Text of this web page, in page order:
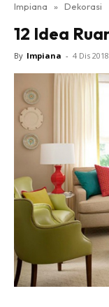
Ruang
Ruang
Direktori
Bilik Air
Bilik
Dapur
Ruang
Make Over
Bilik Air
Bilik
Impiana » Dekorasi
12 Idea
By Impiana - 4 Dis 2018